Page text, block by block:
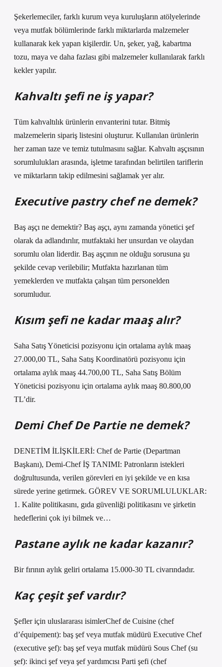
Şekerlemeciler, farklı kurum veya kuruluşların atölyelerinde
veya mutfak bölümlerinde farklı miktarlarda malzemeler
kullanarak kek yapan kişilerdir. Un, şeker, yağ, kabartma
tozu, maya ve daha fazlası gibi malzemeler kullanılarak farklı
kekler yapılır.
Kahvaltı şefi ne iş yapar?
Tüm kahvaltılık ürünlerin envanterini tutar. Bitmiş
malzemelerin sipariş listesini oluşturur. Kullanılan ürünlerin
her zaman taze ve temiz tutulmasını sağlar. Kahvaltı aşçısının
sorumlulukları arasında, işletme tarafından belirtilen tariflerin
ve miktarların takip edilmesini sağlamak yer alır.
Executive pastry chef ne demek?
Baş aşçı ne demektir? Baş aşçı, aynı zamanda yönetici şef
olarak da adlandırılır, mutfaktaki her unsurdan ve olaydan
sorumlu olan liderdir. Baş aşçının ne olduğu sorusuna şu
şekilde cevap verilebilir; Mutfakta hazırlanan tüm
yemeklerden ve mutfakta çalışan tüm personelden
sorumludur.
Kısım şefi ne kadar maaş alır?
Saha Satış Yöneticisi pozisyonu için ortalama aylık maaş
27.000,00 TL, Saha Satış Koordinatörü pozisyonu için
ortalama aylık maaş 44.700,00 TL, Saha Satış Bölüm
Yöneticisi pozisyonu için ortalama aylık maaş 80.800,00
TL’dir.
Demi Chef De Partie ne demek?
DENETİM İLİŞKİLERİ: Chef de Partie (Departman
Başkanı), Demi-Chef İŞ TANIMI: Patronların istekleri
doğrultusunda, verilen görevleri en iyi şekilde ve en kısa
sürede yerine getirmek. GÖREV VE SORUMLULUKLAR:
1. Kalite politikasını, gıda güvenliği politikasını ve şirketin
hedeflerini çok iyi bilmek ve…
Pastane aylık ne kadar kazanır?
Bir fırının aylık geliri ortalama 15.000-30 TL civarındadır.
Kaç çeşit şef vardır?
Şefler için uluslararası isimlerChef de Cuisine (chef
d’équipement): baş şef veya mutfak müdürü Executive Chef
(executive şef): baş şef veya mutfak müdürü Sous Chef (su
şef): ikinci şef veya şef yardımcısı Parti şefi (chef